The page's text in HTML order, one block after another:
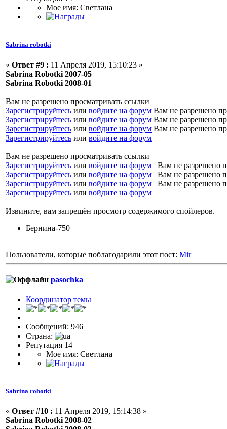
Мое имя: Светлана
Sabrina robotki
« Ответ #9 : 11 Апреля 2019, 15:10:23 »
Sabrina Robotki 2007-05
Sabrina Robotki 2008-01
Вам не разрешено просматривать ссылки
Зарегистрируйтесь или войдите на форум Вам не разрешено
Зарегистрируйтесь или войдите на форум Вам не разрешено
Зарегистрируйтесь или войдите на форум Вам не разрешено
Зарегистрируйтесь или войдите на форум
Вам не разрешено просматривать ссылки
Зарегистрируйтесь или войдите на форум Вам не разрешено
Зарегистрируйтесь или войдите на форум Вам не разрешено
Зарегистрируйтесь или войдите на форум Вам не разрешено
Зарегистрируйтесь или войдите на форум
Извините, вам запрещён просмотр содержимого спойлеров.
Бернина-750
Пользователи, которые поблагодарили этот пост: Mir
pasochka
Координатор темы
Сообщений: 946
Страна:
Репутация 14
Мое имя: Светлана
Sabrina robotki
« Ответ #10 : 11 Апреля 2019, 15:14:38 »
Sabrina Robotki 2008-02